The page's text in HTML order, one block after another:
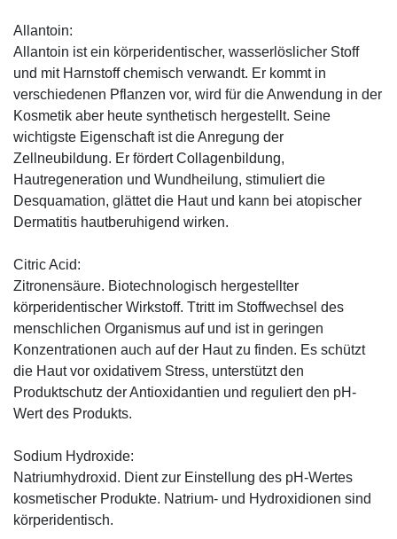
Allantoin:
Allantoin ist ein körperidentischer, wasserlöslicher Stoff
und mit Harnstoff chemisch verwandt. Er kommt in
verschiedenen Pflanzen vor, wird für die Anwendung in der
Kosmetik aber heute synthetisch hergestellt. Seine
wichtigste Eigenschaft ist die Anregung der
Zellneubildung. Er fördert Collagenbildung,
Hautregeneration und Wundheilung, stimuliert die
Desquamation, glättet die Haut und kann bei atopischer
Dermatitis hautberuhigend wirken.
Citric Acid:
Zitronensäure. Biotechnologisch hergestellter
körperidentischer Wirkstoff. Ttritt im Stoffwechsel des
menschlichen Organismus auf und ist in geringen
Konzentrationen auch auf der Haut zu finden. Es schützt
die Haut vor oxidativem Stress, unterstützt den
Produktschutz der Antioxidantien und reguliert den pH-
Wert des Produkts.
Sodium Hydroxide:
Natriumhydroxid. Dient zur Einstellung des pH-Wertes
kosmetischer Produkte. Natrium- und Hydroxidionen sind
körperidentisch.